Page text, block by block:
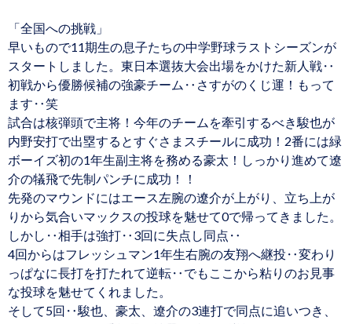
「全国への挑戦」
早いもので11期生の息子たちの中学野球ラストシーズンが
スタートしました。東日本選抜大会出場をかけた新人戦‥
初戦から優勝候補の強豪チーム‥さすがのくじ運！もって
ます‥笑
試合は核弾頭で主将！今年のチームを牽引するべき駿也が
内野安打で出塁するとすぐさまスチールに成功！2番には緑
ボーイズ初の1年生副主将を務める豪太！しっかり進めて遼
介の犠飛で先制パンチに成功！！
先発のマウンドにはエース左腕の遼介が上がり、立ち上が
りから気合いマックスの投球を魅せて0で帰ってきました。
しかし‥相手は強打‥3回に失点し同点‥
4回からはフレッシュマン1年生右腕の友翔へ継投‥変わり
っぱなに長打を打たれて逆転‥でもここから粘りのお見事
な投球を魅せてくれました。
そして5回‥駿也、豪太、遼介の3連打で同点に追いつき、